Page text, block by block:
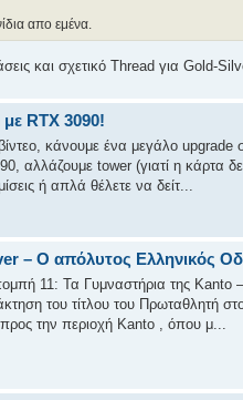
απο εμένα.
και σχετικό Thread για Gold-
RTX 3090!
κάνουμε ένα μεγάλο
αλλάζουμε tower (γιατί η
ή απλά θέλετε να δείτ...
– Ο απόλυτος Ελληνικός
11: Τα Γυμναστήρια της Kanto
του τίτλου του Πρωταθλητή
την περιοχή Kanto , όπου μ...